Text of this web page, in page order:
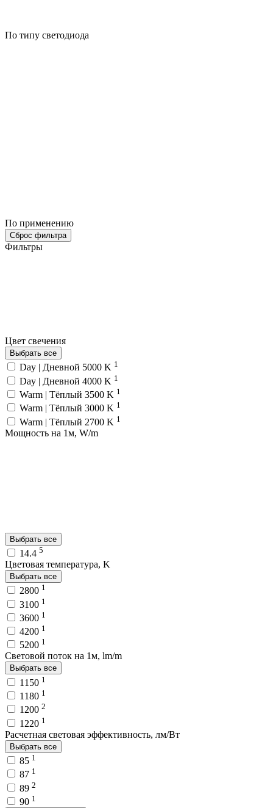
По типу светодиода
По применению
Сброс фильтра
Фильтры
Цвет свечения
Выбрать все
Day | Дневной 5000 K 1
Day | Дневной 4000 K 1
Warm | Тёплый 3500 K 1
Warm | Тёплый 3000 K 1
Warm | Тёплый 2700 K 1
Мощность на 1м, W/m
Выбрать все
14.4 5
Цветовая температура, K
Выбрать все
2800 1
3100 1
3600 1
4200 1
5200 1
Световой поток на 1м, lm/m
Выбрать все
1150 1
1180 1
1200 2
1220 1
Расчетная световая эффективность, лм/Вт
Выбрать все
85 1
87 1
89 2
90 1